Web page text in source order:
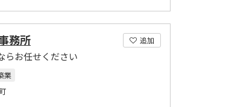
追加
務所
らお任せください
業